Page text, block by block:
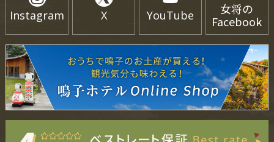
Instagram X YouTube
女将の
Facebook